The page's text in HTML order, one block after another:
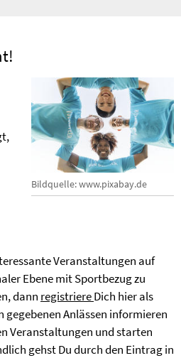
Bildquelle: www.pixabay.de
Veranstaltungen auf
Ebene mit Sportbezug zu
dann registriereDich hier als
gegebenen Anlässen informieren
Veranstaltungen und starten
gehst Du durch den Eintrag in